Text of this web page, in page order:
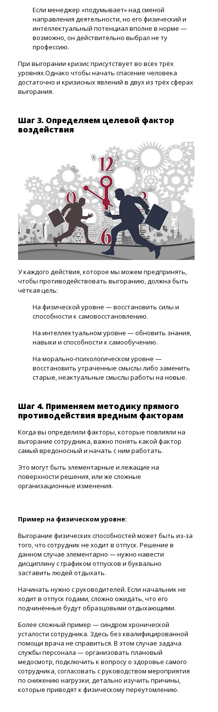
Если менеджер «подумывает» над сменой
направления деятельности, но его физический и
интеллектуальный потенциал вполне в норме —
возможно, он действительно выбрал не ту
профессию.
При выгорании кризис присутствует во всех трёх
уровнях.Однако чтобы начать спасение человека
достаточно и кризисных явлений в двух из трёх сферах
выгорания.
Шаг 3. Определяем целевой фактор
воздействия
У каждого действия, которое мы можем предпринять,
чтобы противодействовать выгоранию, должна быть
чёткая цель:
На физической уровне — восстановить силы и
способности к самовосстановлению.
На интеллектуальном уровне — обновить знания,
навыки и способности к самообучению.
На морально-психологическом уровне —
восстановить утраченные смыслы либо заменить
старые, неактуальные смыслы работы на новые.
Шаг 4. Применяем методику прямого
противодействия вредным факторам
Когда вы определили факторы, которые повлияли на
выгорание сотрудника, важно понять какой фактор
самый вредоносный и начать с ним работать.
Это могут быть элементарные и лежащие на
поверхности решения, или же сложные
организационные изменения.
Пример на физическом уровне:
Выгорание физических способностей может быть из-за
того, что сотрудник не ходит в отпуск. Решение в
данном случае элементарно — нужно навести
дисциплину с графиком отпусков и буквально
заставить людей отдыхать.
Начинать нужно с руководителей. Если начальник не
ходит в отпуск годами, сложно ожидать, что его
подчинённые будут образцовыми отдыхающими.
Более сложный пример — синдром хронической
усталости сотрудника. Здесь без квалифицированной
помощи врача не справиться. В этом случае задача
службы персонала — организовать плановый
медосмотр, подключить к вопросу о здоровье самого
сотрудника, согласовать с руководством мероприятия
по снижению нагрузки, детально изучить причины,
которые приводят к физическому переутомлению.